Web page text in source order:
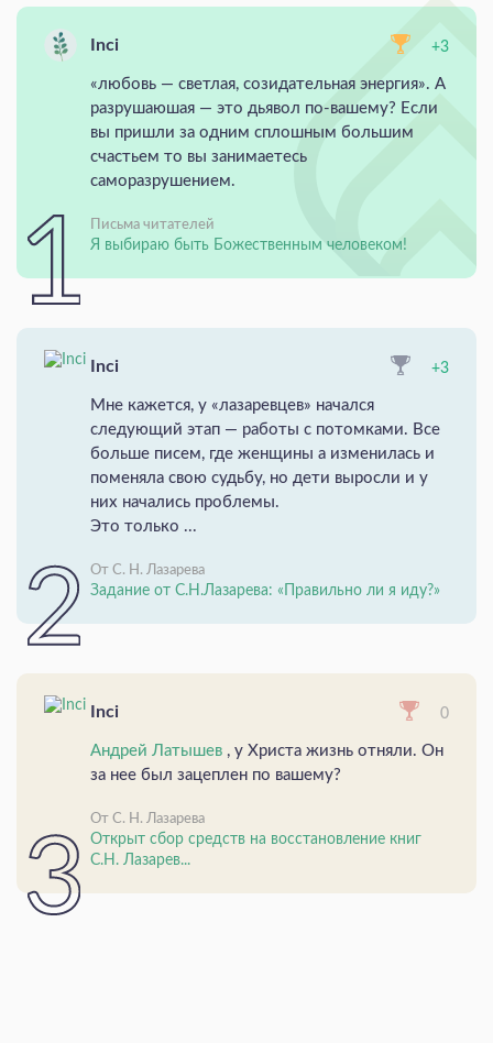
Inci +3
«любовь — светлая, созидательная энергия». А
разрушаюшая — это дьявол по-вашему? Если
вы пришли за одним сплошным большим
счастьем то вы занимаетесь
саморазрушением.
Письма читателей
Я выбираю быть Божественным человеком!
Inci +3
Мне кажется, у «лазаревцев» начался
следующий этап — работы с потомками. Все
больше писем, где женщины а изменилась и
поменяла свою судьбу, но дети выросли и у
них начались проблемы.
Это только ...
От С. Н. Лазарева
Задание от С.Н.Лазарева: «Правильно ли я иду?»
Inci 0
Андрей Латышев , у Христа жизнь отняли. Он
за нее был зацеплен по вашему?
От С. Н. Лазарева
Открыт сбор средств на восстановление книг
С.Н. Лазарев...